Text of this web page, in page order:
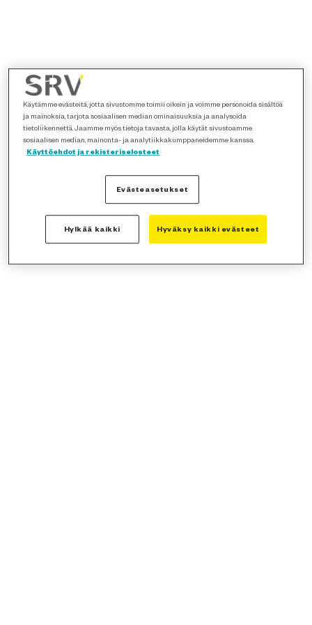
Käytämme evästeitä, jotta sivustomme toimii oikein ja voimme personoida sisältöä
ja mainoksia, tarjota sosiaalisen median ominaisuuksia ja analysoida
tietoliikennettä. Jaamme myös tietoja tavasta, jolla käytät sivustoamme
sosiaalisen median, mainonta- ja analytiikkakumppaneidemme kanssa.
Käyttöehdot ja rekisteriselosteet
Evästeasetukset
Hylkää kaikki Hyväksy kaikki evästeet